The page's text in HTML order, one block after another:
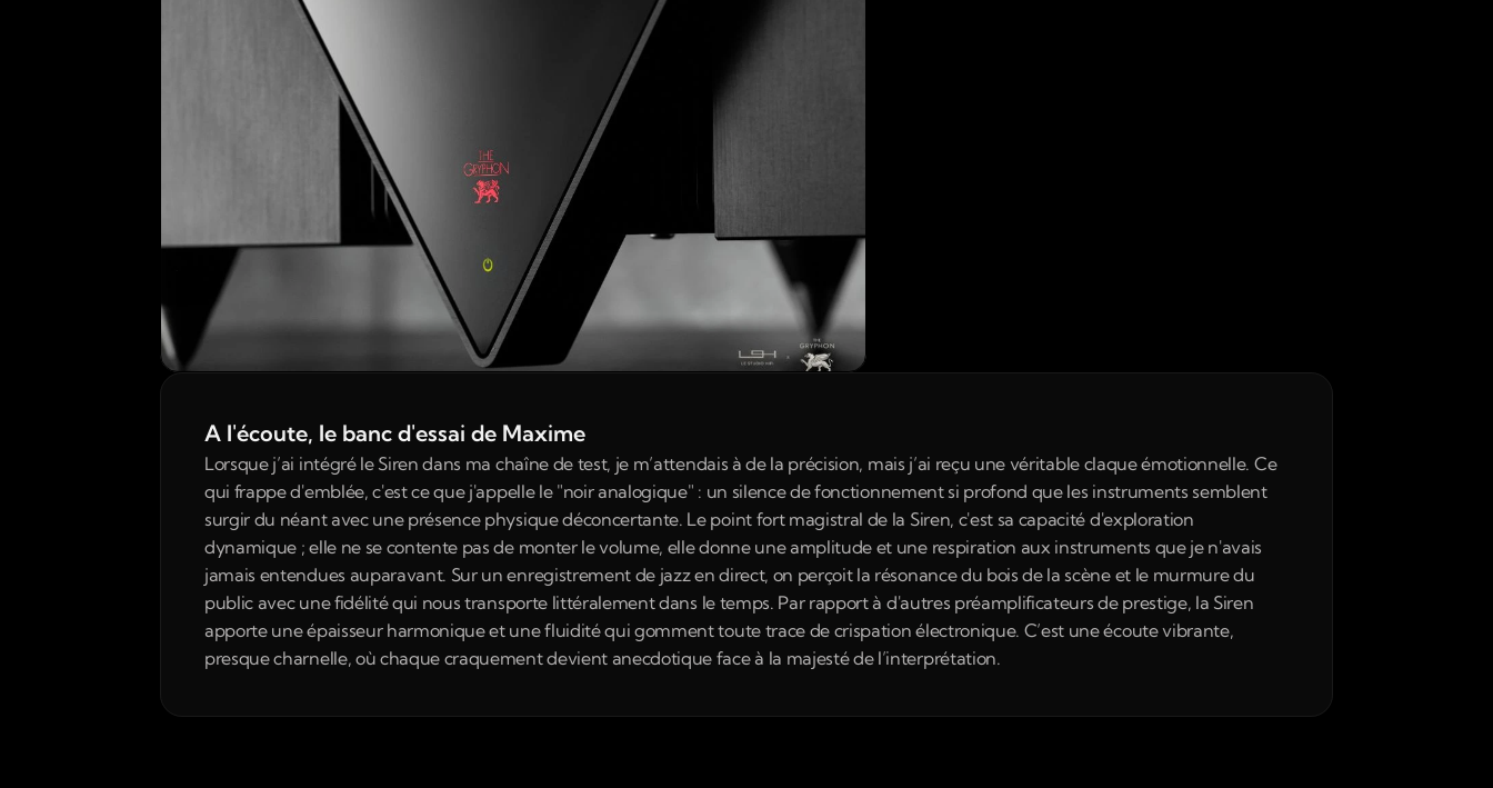
A l'écoute, le banc d'essai de Maxime
Lorsque j’ai intégré le Siren dans ma chaîne de test, je m’attendais à de la précision, mais j’ai reçu une véritable claque émotionnelle. Ce
qui frappe d'emblée, c'est ce que j'appelle le "noir analogique" : un silence de fonctionnement si profond que les instruments semblent
surgir du néant avec une présence physique déconcertante. Le point fort magistral de la Siren, c'est sa capacité d'exploration
dynamique ; elle ne se contente pas de monter le volume, elle donne une amplitude et une respiration aux instruments que je n'avais
jamais entendues auparavant. Sur un enregistrement de jazz en direct, on perçoit la résonance du bois de la scène et le murmure du
public avec une fidélité qui nous transporte littéralement dans le temps. Par rapport à d'autres préamplificateurs de prestige, la Siren
apporte une épaisseur harmonique et une fluidité qui gomment toute trace de crispation électronique. C’est une écoute vibrante,
presque charnelle, où chaque craquement devient anecdotique face à la majesté de l’interprétation.